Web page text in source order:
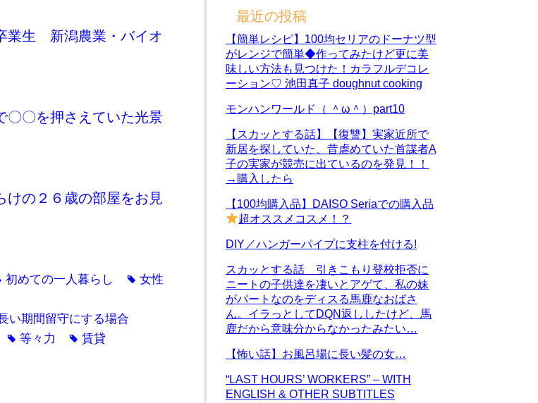
生 新潟農業・バイオ
〇を押さえていた光景
けの２６歳の部屋をお見
初めての一人暮らし tag 女性
い期間留守にする場合
tag 等々力 tag 賃貸
最近の投稿
【簡単レシピ】100均セリアのドーナツ型
がレンジで簡単◆作ってみたけど更に美
味しい方法も見つけた！カラフルデコレ
ーション♡ 池田真子 doughnut cooking
モンハンワールド（ ＾ω＾）part10
【スカッとする話】【復讐】実家近所で
新居を探していた、昔虐めていた首謀者A
子の実家が競売に出ているのを発見！！
→購入したら
【100均購入品】DAISO Seriaでの購入品
超オススメコスメ！？
DIY／ハンガーパイプに支柱を付ける!
スカッとする話 引きこもり登校拒否に
ニートの子供達を凄いとアゲて、私の妹
がパートなのをディスる馬鹿なおばさ
ん。イラっとしてDQN返ししたけど、馬
鹿だから意味分からなかったみたい…
【怖い話】お風呂場に長い髪の女…
“LAST HOURS’ WORKERS” – WITH
ENGLISH & OTHER SUBTITLES